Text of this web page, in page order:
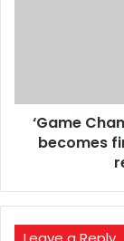
ever
Indian
a
release
‘Game
becomes